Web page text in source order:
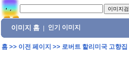
이미지 홈 인기 이미지
홈>> 이전 페이지 >> 로버트 할리미국 고향집